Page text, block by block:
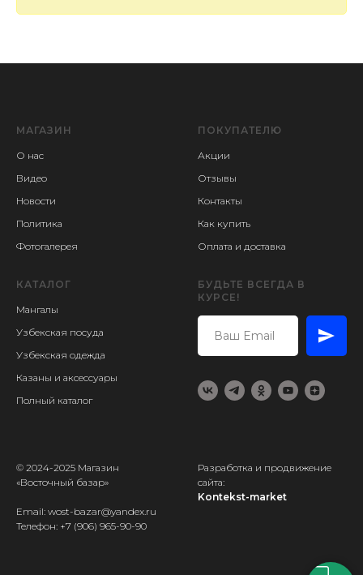
МАГАЗИН
О нас
Видео
Новости
Политика
Фотогалерея
ПОКУПАТЕЛЮ
Акции
Отзывы
Контакты
Как купить
Оплата и доставка
КАТАЛОГ
Мангалы
Узбекская посуда
Узбекская одежда
Казаны и аксессуары
Полный каталог
БУДЬТЕ ВСЕГДА В
КУРСЕ!
© 2024-2025 Магазин
«Восточный базар»
Email: wost-bazar@yandex.ru
Телефон: +7 (906) 965-90-90
Разработка и продвижение
сайта:
Kontekst-market